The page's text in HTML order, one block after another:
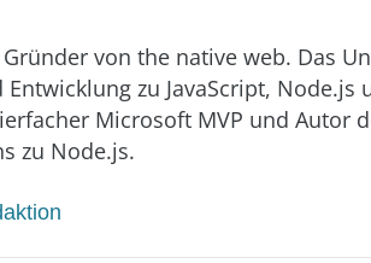
von the native web. Das
zu JavaScript, Node.js
Microsoft MVP und Autor
zu Node.js.